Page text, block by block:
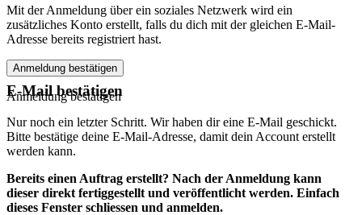
Mit der Anmeldung über ein soziales Netzwerk wird ein
zusätzliches Konto erstellt, falls du dich mit der gleichen E-Mail-
Adresse bereits registriert hast.
Anmeldung bestätigen
Anmeldung bestätigen
E-Mail bestätigen
Nur noch ein letzter Schritt. Wir haben dir eine E-Mail geschickt.
Bitte bestätige deine E-Mail-Adresse, damit dein Account erstellt
werden kann.
Bereits einen Auftrag erstellt? Nach der Anmeldung kann
dieser direkt fertiggestellt und veröffentlicht werden. Einfach
dieses Fenster schliessen und anmelden.